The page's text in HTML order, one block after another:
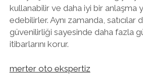
kullanabilir ve daha iyi bir anlaşma
edebilirler. Aynı zamanda, satıcılar
güvenilirliği sayesinde daha fazla
itibarlarını korur.
merter oto ekspertiz